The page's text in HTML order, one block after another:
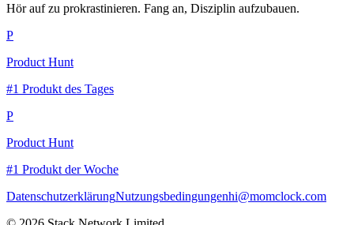
Hör auf zu prokrastinieren. Fang an, Disziplin aufzubauen.
P
Product Hunt
#1 Produkt des Tages
P
Product Hunt
#1 Produkt der Woche
DatenschutzerklärungNutzungsbedingungenhi@momclock.com